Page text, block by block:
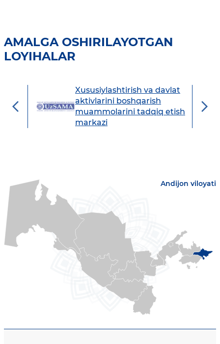
AMALGA OSHIRILAYOTGAN
LOYIHALAR
Xususiylashtirish va davlat
aktivlarini boshqarish
muammolarini tadqiq etish
markazi
Andijon viloyati